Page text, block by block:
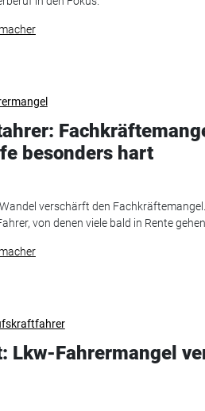
besonders hart
verschärft den
von denen viele bald in Rente gehen.
Lkw-Fahrermangel